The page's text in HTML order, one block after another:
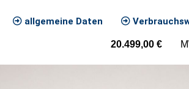
allgemeine Daten
20.499,00 €